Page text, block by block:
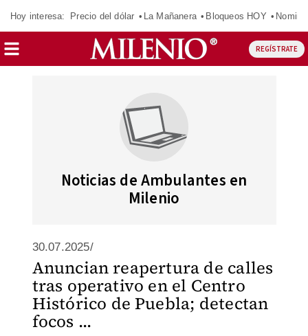
Hoy interesa: Precio del dólar La Mañanera Bloqueos HOY
REGÍSTRATE
Noticias de Ambulantes en
Milenio
30.07.2025/
Anuncian reapertura de calles
tras operativo en el Centro
Histórico de Puebla; detectan
focos ...